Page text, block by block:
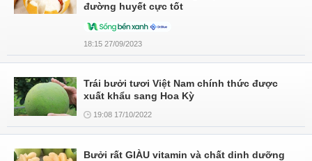
đường huyết cực tốt
18:15 27/09/2023
Trái bưởi tươi Việt Nam chính thức được
xuất khẩu sang Hoa Kỳ
19:08 17/10/2022
Bưởi rất GIÀU vitamin và chất dinh dưỡng